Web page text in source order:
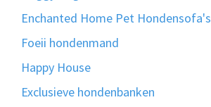
Enchanted Home Pet Hondensofa's
Foeii hondenmand
Happy House
Exclusieve hondenbanken